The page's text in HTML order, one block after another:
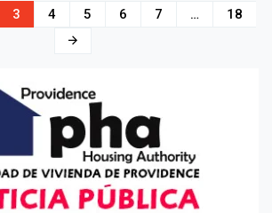
3 4 5 6 7 … 18